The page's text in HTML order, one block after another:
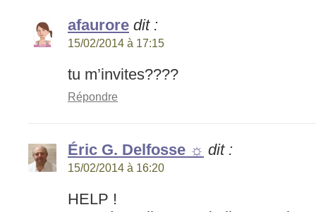
afaurore dit :
15/02/2014 à 17:15
tu m’invites????
Répondre
Éric G. Delfosse ☼ dit :
15/02/2014 à 16:20
HELP !